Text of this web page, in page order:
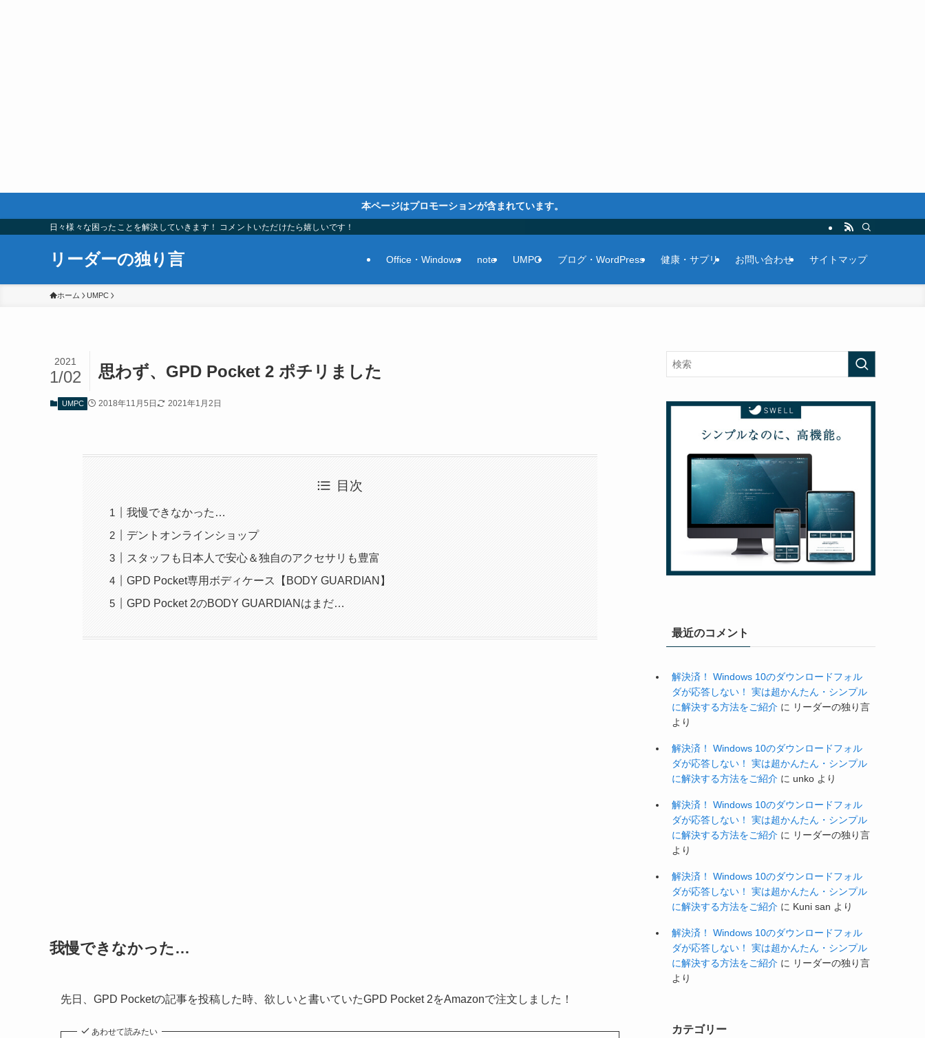
本ページはプロモーションが含まれています。
日々様々な困ったことを解決していきます！ コメントいただけたら嬉しいです！
リーダーの独り言 Office・Windows note UMPC ブログ・WordPress 健康・サプリ お問い合わせ サイトマップ
ホーム UMPC
思わず、GPD Pocket 2 ポチリました
2021
1/02
UMPC 2018年11月5日 2021年1月2日
目次
我慢できなかった…
デントオンラインショップ
スタッフも日本人で安心＆独自のアクセサリも豊富
GPD Pocket専用ボディケース【BODY GUARDIAN】
GPD Pocket 2のBODY GUARDIANはまだ…
我慢できなかった…
先日、GPD Pocketの記事を投稿した時、欲しいと書いていたGPD Pocket 2をAmazonで注文しました！
あわせて読みたい
最近のコメント
解決済！ Windows 10のダウンロードフォル
ダが応答しない！ 実は超かんたん・シンプル
に解決する方法をご紹介 に リーダーの独り言
より
解決済！ Windows 10のダウンロードフォル
ダが応答しない！ 実は超かんたん・シンプル
に解決する方法をご紹介 に unko より
解決済！ Windows 10のダウンロードフォル
ダが応答しない！ 実は超かんたん・シンプル
に解決する方法をご紹介 に リーダーの独り言
より
解決済！ Windows 10のダウンロードフォル
ダが応答しない！ 実は超かんたん・シンプル
に解決する方法をご紹介 に Kuni san より
解決済！ Windows 10のダウンロードフォル
ダが応答しない！ 実は超かんたん・シンプル
に解決する方法をご紹介 に リーダーの独り言
より
カテゴリー